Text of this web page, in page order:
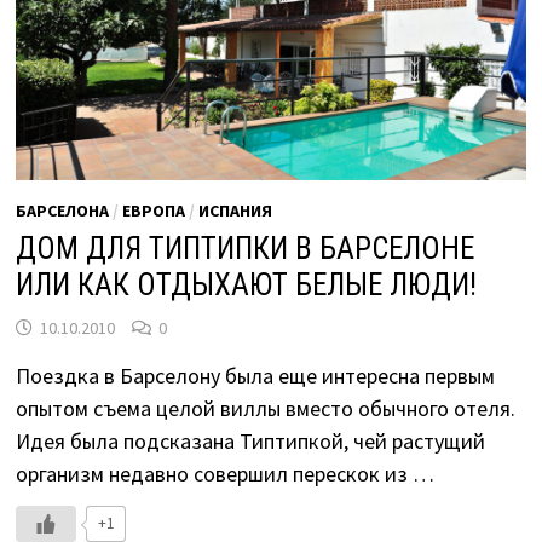
БАРСЕЛОНА / ЕВРОПА / ИСПАНИЯ
ДОМ ДЛЯ ТИПТИПКИ В БАРСЕЛОНЕ
ИЛИ КАК ОТДЫХАЮТ БЕЛЫЕ ЛЮДИ!
10.10.2010 0
Поездка в Барселону была еще интересна первым
опытом съема целой виллы вместо обычного отеля.
Идея была подсказана Типтипкой, чей растущий
организм недавно совершил перескок из …
+1